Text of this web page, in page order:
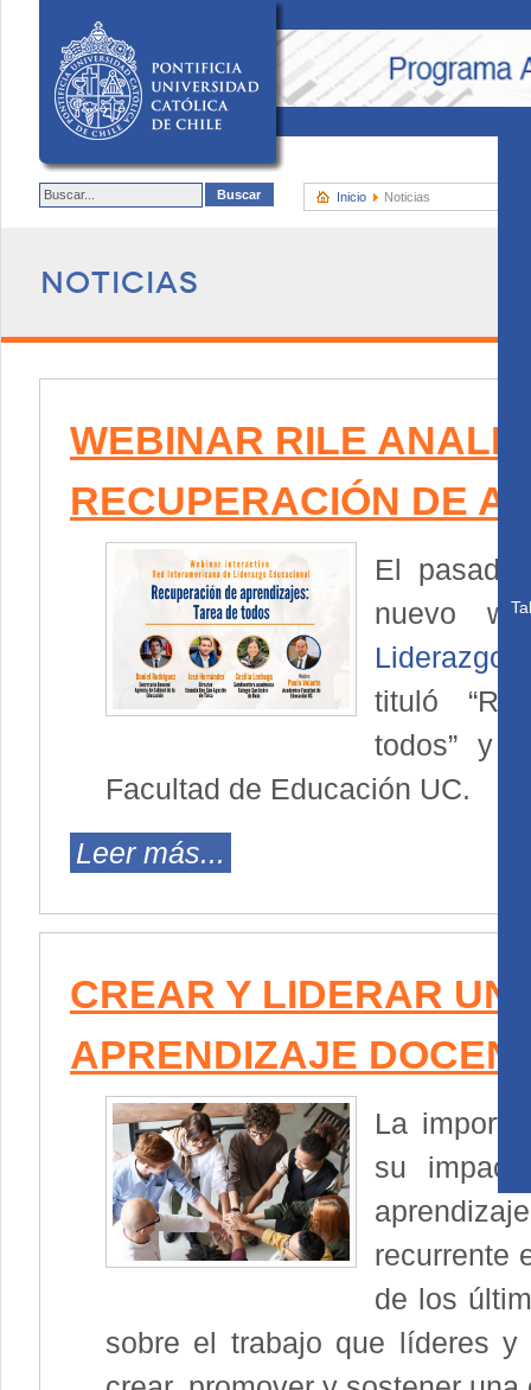
Inicio Noticias
Noticias
WEBINAR RILE
RECUPERACIÓN DE
El
nuevo
Liderazgo
tituló
todos” y
Facultad de Educación UC.
Leer más...
CREAR Y LIDERAR
APRENDIZAJE
La
su
recurrente
de los
sobre el trabajo que líderes y